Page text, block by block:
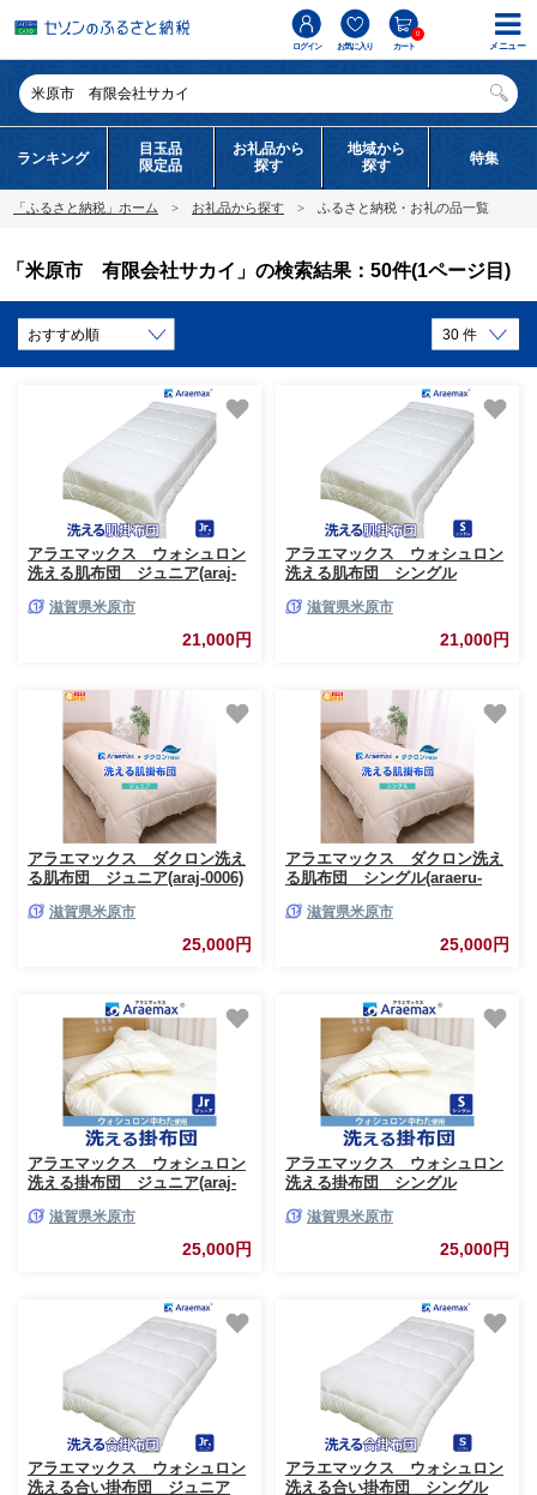
ログイン お気に入り カート
0
ランキング
目玉品
限定品
お礼品から
探す
地域から
探す
特集
「ふるさと納税」ホーム お礼品から探す ふるさと納税・お礼の品一覧
「米原市 有限会社サカイ」の検索結果：50件(1ページ目)
アラエマックス ウォシュロン
洗える肌布団 ジュニア(araj-
滋賀県米原市
21,000円
アラエマックス ウォシュロン
洗える肌布団 シングル
滋賀県米原市
21,000円
アラエマックス ダクロン洗え
る肌布団 ジュニア(araj-0006)
滋賀県米原市
25,000円
アラエマックス ダクロン洗え
る肌布団 シングル(araeru-
滋賀県米原市
25,000円
アラエマックス ウォシュロン
洗える掛布団 ジュニア(araj-
滋賀県米原市
25,000円
アラエマックス ウォシュロン
洗える掛布団 シングル
滋賀県米原市
25,000円
アラエマックス ウォシュロン
洗える合い掛布団 ジュニア
アラエマックス ウォシュロン
洗える合い掛布団 シングル
メニュー